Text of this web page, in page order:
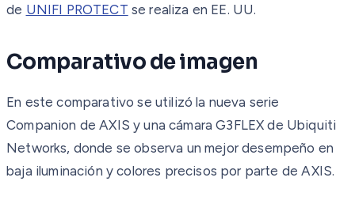
de UNIFI PROTECT se realiza en EE. UU.
Comparativo de imagen
En este comparativo se utilizó la nueva serie
Companion de AXIS y una cámara G3FLEX de Ubiquiti
Networks, donde se observa un mejor desempeño en
baja iluminación y colores precisos por parte de AXIS.